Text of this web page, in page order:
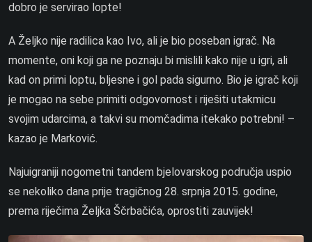
dobro je servirao lopte!
A Željko nije radilica kao Ivo, ali je bio poseban igrač. Na
momente, oni koji ga ne poznaju bi mislili kako nije u igri, ali
kad on primi loptu, bljesne i gol pada sigurno. Bio je igrač koji
je mogao na sebe primiti odgovornost i riješiti utakmicu
svojim udarcima, a takvi su momčadima itekako potrebni! –
kazao je Marković.
Najuigraniji nogometni tandem bjelovarskog područja uspio
se nekoliko dana prije tragičnog 28. srpnja 2015. godine,
prema riječima Željka Ščrbačića, oprostiti zauvijek!